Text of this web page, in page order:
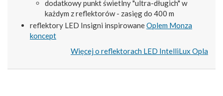
dodatkowy punkt świetlny "ultra-długich" w
każdym z reflektorów - zasięg do 400 m
reflektory LED Insigni inspirowaneOplem Monza
koncept
Więcej o reflektorach LED IntelliLux Opla